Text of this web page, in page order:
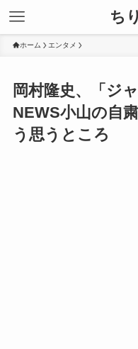
ち
ホーム エンタメ
岡村隆史、「ジ
NEWS小山の自
う思うところ